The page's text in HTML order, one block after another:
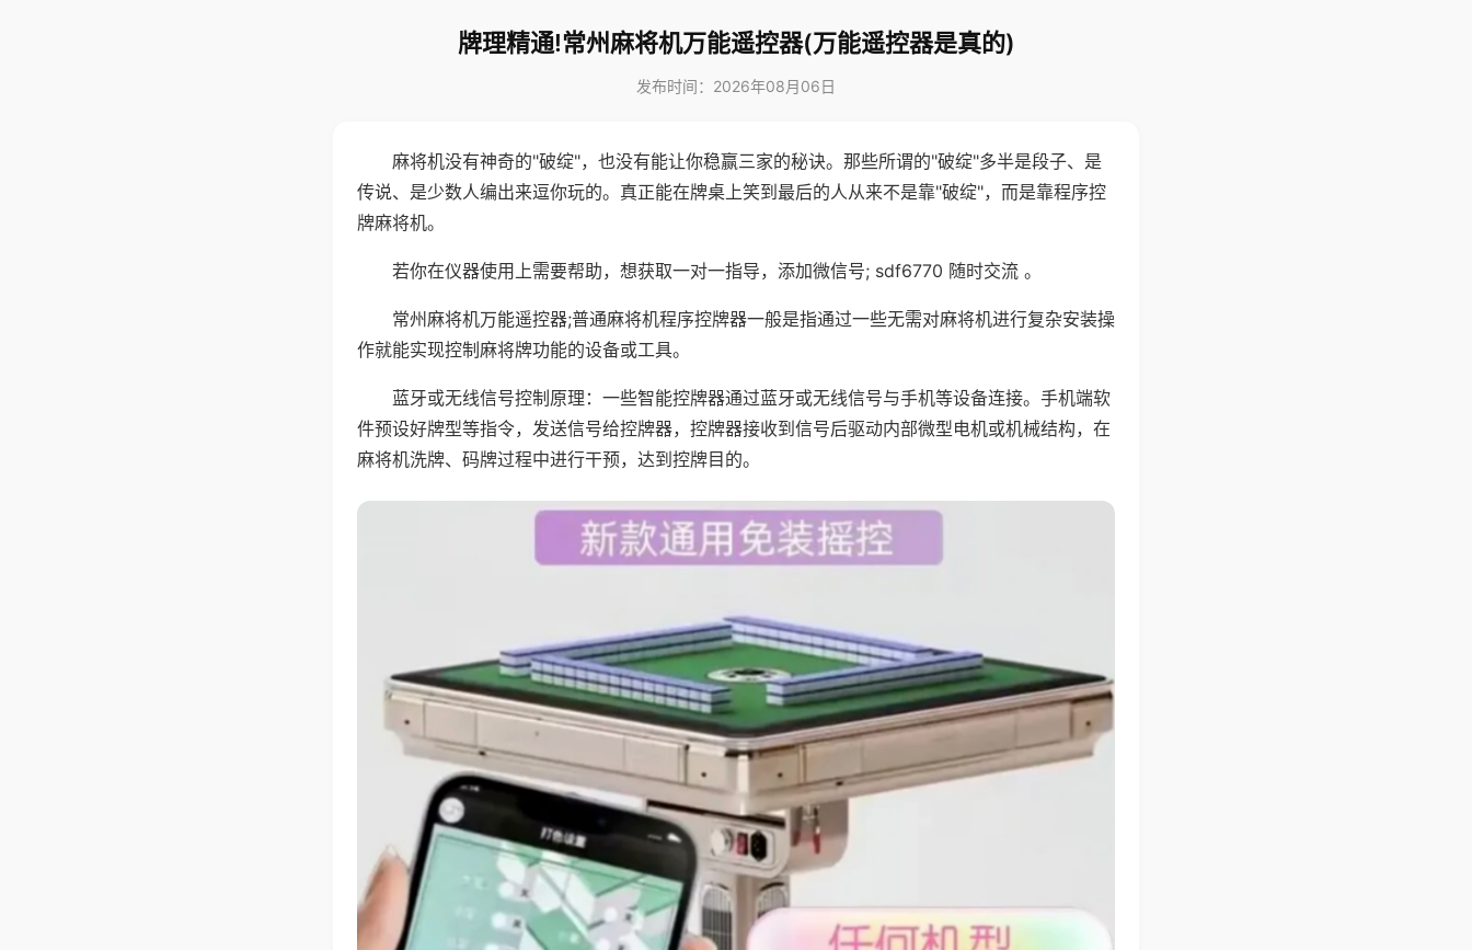
牌理精通!常州麻将机万能遥控器(万能遥控器是真的)
发布时间：2026年08月06日
麻将机没有神奇的"破绽"，也没有能让你稳赢三家的秘诀。那些所谓的"破绽"多半是段子、是
传说、是少数人编出来逗你玩的。真正能在牌桌上笑到最后的人从来不是靠"破绽"，而是靠程序控
牌麻将机。
若你在仪器使用上需要帮助，想获取一对一指导，添加微信号; sdf6770 随时交流 。
常州麻将机万能遥控器;普通麻将机程序控牌器一般是指通过一些无需对麻将机进行复杂安装操
作就能实现控制麻将牌功能的设备或工具。
蓝牙或无线信号控制原理：一些智能控牌器通过蓝牙或无线信号与手机等设备连接。手机端软
件预设好牌型等指令，发送信号给控牌器，控牌器接收到信号后驱动内部微型电机或机械结构，在
麻将机洗牌、码牌过程中进行干预，达到控牌目的。